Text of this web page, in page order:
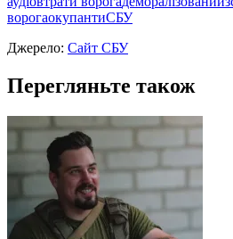
ворогаокупантиСБУ
Джерело: Сайт СБУ
Перегляньте також